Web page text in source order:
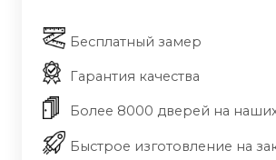
Бесплатный замер
Гарантия качества
Более 8000 дверей на
Быстрое изготовление на